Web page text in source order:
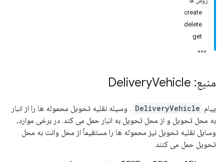
create
delete
get
منبع: Delivery Vehicle
پیام DeliveryVehicle . وسیله نقلیه تحویل محموله ها را از انبار
به محل تحویل و از محل تحویل به انبار حمل می کند. در برخی موارد،
وسایل نقلیه تحویل نیز محموله ها را مستقیماً از محل وانت به محل
تحویل حمل می کنند.